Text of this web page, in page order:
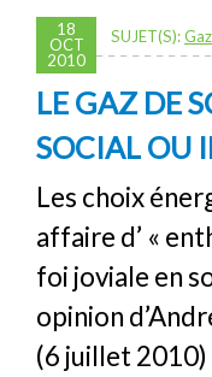
18
OCT
2010
SUJET(S):
LE GAZ DE
SOCIAL OU
Les choix
affaire d’ «
foi joviale en
opinion
(6 juillet 2010)